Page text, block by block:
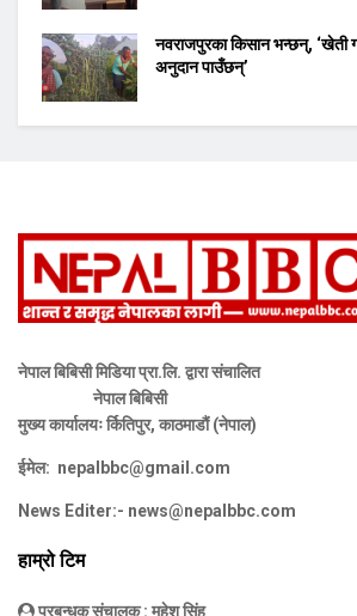
नवराजपुरका किसान भन्छन्, ‘खेती
अनुदान पाउँछन्’
नेपाल बिबिसी मिडिया प्रा.लि. द्वारा संचालित
नेपाल बिबिसी
मुख्य कार्यालयः र्कितिपुर, काठमाडौं (नेपाल)
ईमेल: nepalbbc@gmail.com
News Editer:- news@nepalbbc.com
हाम्रो टिम
प्रबन्धक संचालक: महेश सिंह